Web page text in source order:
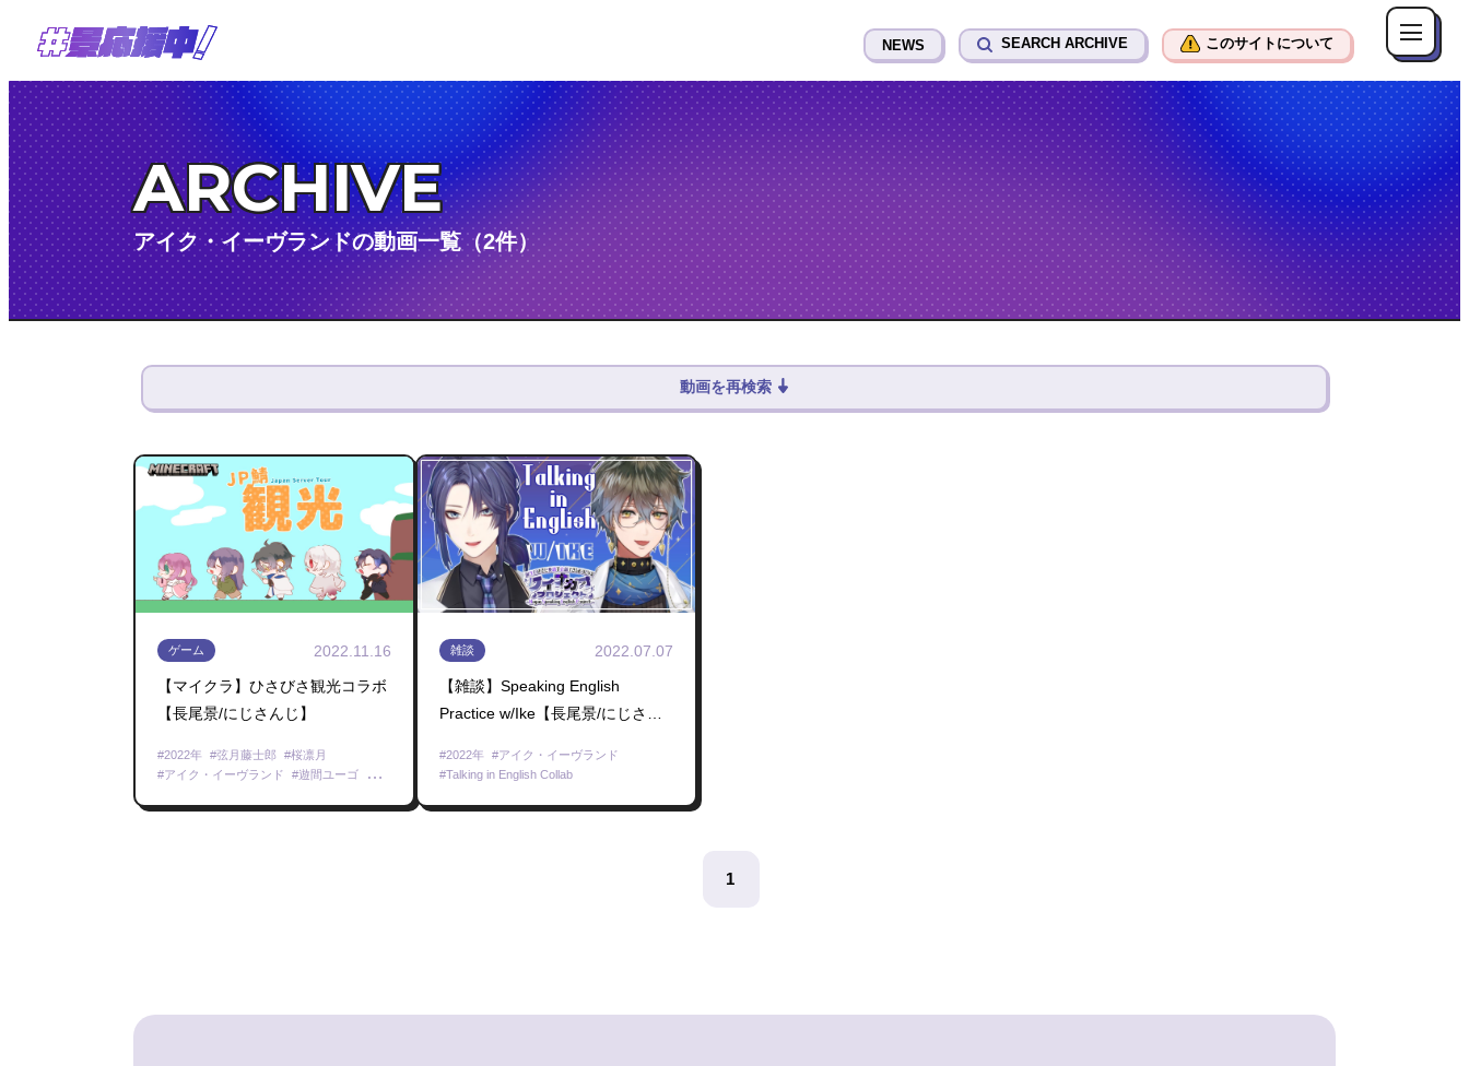
NEWS SEARCH ARCHIVE このサイトについて
ARCHIVE
アイク・イーヴランドの動画一覧（2件）
動画を再検索
ゲーム 2022.11.16
【マイクラ】ひさびさ観光コラボ
【長尾景/にじさんじ】
2022年 弦月藤士郎
桜凛月
アイク・イーヴランド
遊間ユーゴ
雑談 2022.07.07
【雑談】Speaking English
Practice w/Ike【長尾景/にじさん
2022年
アイク・イーヴランド
Talking in English Collab
1